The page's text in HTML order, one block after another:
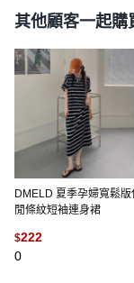
其他顧客一起購
DMELD 夏季孕婦寬鬆版
閒條紋短袖連身裙
$222
0